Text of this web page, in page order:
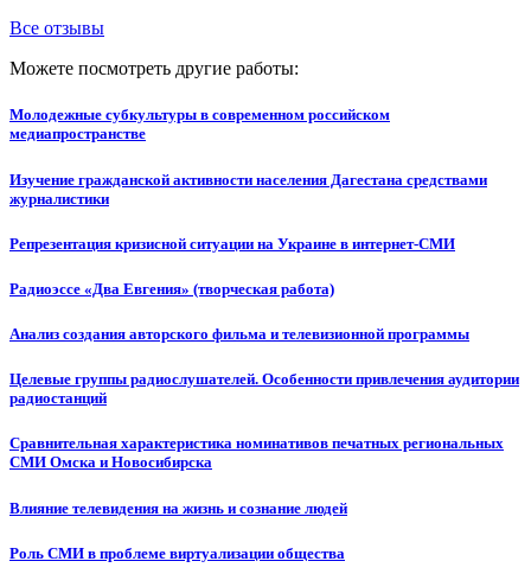
Все отзывы
Можете посмотреть другие работы:
Молодежные субкультуры в современном российском
медиапространстве
Изучение гражданской активности населения Дагестана средствами
журналистики
Репрезентация кризисной ситуации на Украине в интернет-СМИ
Радиоэссе «Два Евгения» (творческая работа)
Анализ создания авторского фильма и телевизионной программы
Целевые группы радиослушателей. Особенности привлечения аудитории
радиостанций
Сравнительная характеристика номинативов печатных региональных
СМИ Омска и Новосибирска
Влияние телевидения на жизнь и сознание людей
Роль СМИ в проблеме виртуализации общества